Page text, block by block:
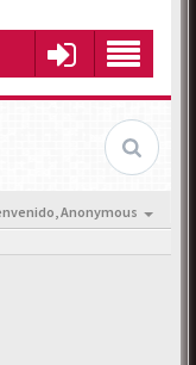
Anonymous